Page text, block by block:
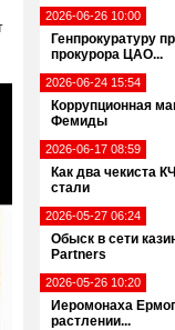
2026-06-26 10:00
Генпрокуратуру
прокурора ЦАО...
2026-06-24 15:54
Коррупционная
Фемиды
2026-06-17 08:59
Как два чекиста
стали
2026-05-27 06:24
Обыск в сети
Partners
2026-05-26 10:20
Иеромонаха
растлении...